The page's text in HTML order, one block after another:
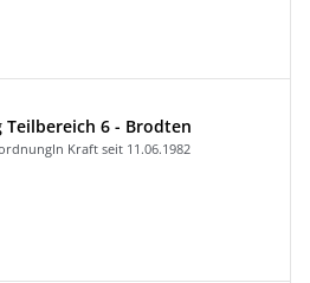
6 - Brodten
In Kraft seit 11.06.1982